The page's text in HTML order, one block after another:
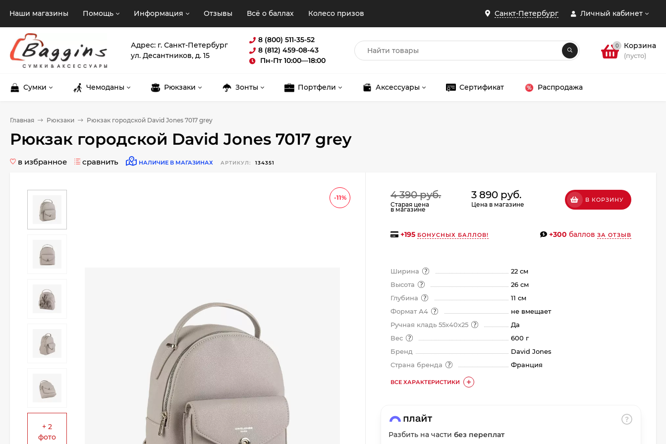
Санкт-Петербург Личный кабинет
Наши магазины Помощь Информация Отзывы Всё о баллах Колесо призов
Адрес: г. Санкт-Петербург
ул. Десантников, д. 15
8 (800) 511-35-52
8 (812) 459-08-43
Пн-Пт 10:00—18:00
0 Корзина
(пусто)
Сумки Чемоданы Рюкзаки Зонты Портфели Аксессуары Сертификат Распродажа
Главная Рюкзаки Рюкзак городской David Jones 7017 grey
Рюкзак городской David Jones 7017 grey
в избранное сравнить НАЛИЧИЕ В МАГАЗИНАХ АРТИКУЛ: 134351
+ 2
фото
-11% 4 390 руб.
Старая цена
в магазине
3 890 руб.
Цена в магазине
В КОРЗИНУ
+195 БОНУСНЫХ БАЛЛОВ! +300 баллов ЗА ОТЗЫВ
Ширина
22 см
Высота
26 см
Глубина
11 см
Формат А4
не вмещает
Ручная кладь 55х40х25
Да
Вес
600 г
Бренд
David Jones
Страна бренда
Франция
ВСЕ ХАРАКТЕРИСТИКИ
Разбить на частибез переплат
Сегодня
25%
Добавляйте товары
Оплачивайте сегодня только
25% картой любого банка